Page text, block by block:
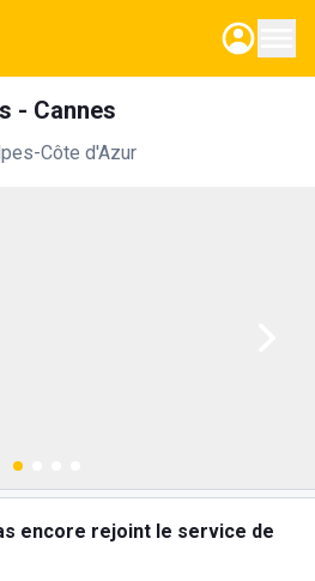
- Cannes
Côte d'Azur
encore rejoint le service de